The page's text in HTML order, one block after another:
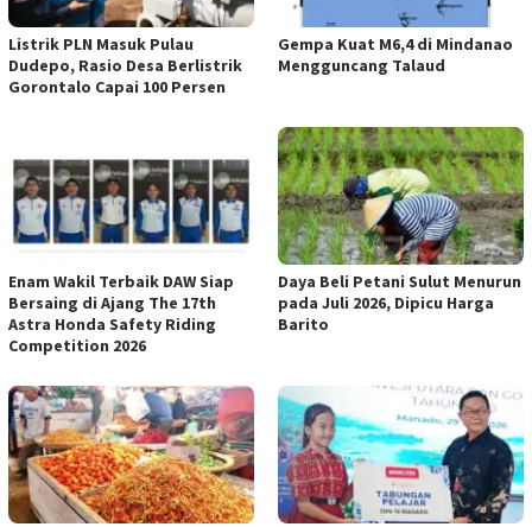
Listrik PLN Masuk Pulau
Dudepo, Rasio Desa Berlistrik
Gorontalo Capai 100 Persen
Gempa Kuat M6,4 di Mindanao
Mengguncang Talaud
Enam Wakil Terbaik DAW Siap
Bersaing di Ajang The 17th
Astra Honda Safety Riding
Competition 2026
Daya Beli Petani Sulut Menurun
pada Juli 2026, Dipicu Harga
Barito